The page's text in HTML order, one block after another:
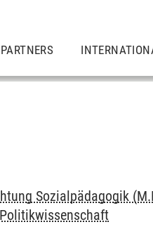
PARTNERS
Sozialpädagogik